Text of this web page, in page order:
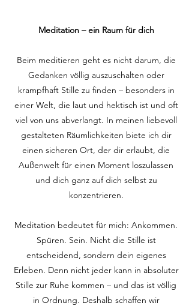
Meditation – ein Raum für dich
Beim meditieren geht es nicht darum, die
Gedanken völlig auszuschalten oder
krampfhaft Stille zu finden – besonders in
einer Welt, die laut und hektisch ist und oft
viel von uns abverlangt. In meinen liebevoll
gestalteten Räumlichkeiten biete ich dir
einen sicheren Ort, der dir erlaubt, die
Außenwelt für einen Moment loszulassen
und dich ganz auf dich selbst zu
konzentrieren.
Meditation bedeutet für mich: Ankommen.
Spüren. Sein. Nicht die Stille ist
entscheidend, sondern dein eigenes
Erleben. Denn nicht jeder kann in absoluter
Stille zur Ruhe kommen – und das ist völlig
in Ordnung. Deshalb schaffen wir